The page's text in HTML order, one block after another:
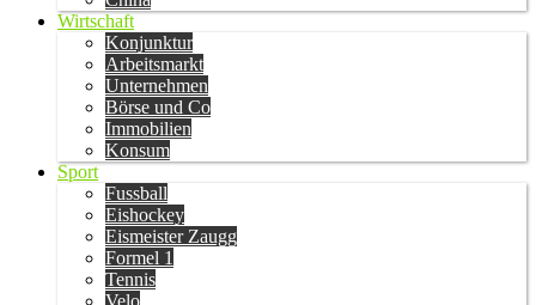
Wirtschaft
Konjunktur
Arbeitsmarkt
Unternehmen
Börse und Co
Immobilien
Konsum
Sport
Fussball
Eishockey
Eismeister Zaugg
Formel 1
Tennis
Velo